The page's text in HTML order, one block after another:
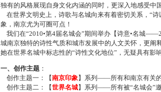
独有的风格展现自身文化内涵的同时，更深入地感受
在世界文明史上，诗歌与名城向来有着密切关系，“
象，南京尤为可圈可点！
我们在“2010•第4届名城会”期间举办【诗意•名城
城南京独特的诗性气质和城市发展中的人文关怀，更
她在世界名城中标志性的“诗性文化地位”，无疑具有影
一、创作主题 ：
创作主题一：【南京印象】系列——所有和南京有关
创作主题二：【世界名城】系列——所有被“名城会”